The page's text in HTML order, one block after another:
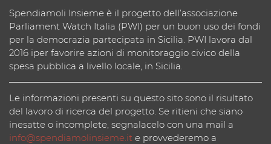
Spendiamoli Insieme è il progetto dell’associazione
Parliament Watch Italia (PWI) per un buon uso dei fondi
per la democrazia partecipata in Sicilia. PWI lavora dal
2016 iper favorire azioni di monitoraggio civico della
spesa pubblica a livello locale, in Sicilia.
Le informazioni presenti su questo sito sono il risultato
del lavoro di ricerca del progetto. Se ritieni che siano
inesatte o incomplete, segnalacelo con una mail a
info@spendiamolinsieme.it e provvederemo a